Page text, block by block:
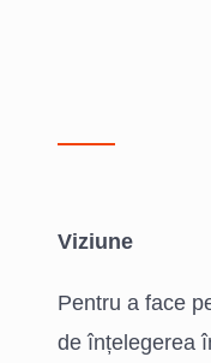
Viziune
Pentru a face
de înțelegerea